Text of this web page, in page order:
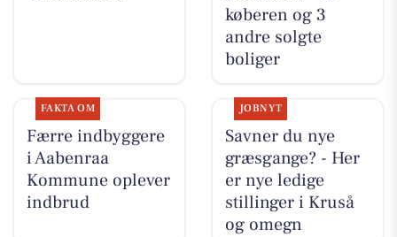
køberen og 3
andre solgte
boliger
FAKTA OM
Færre indbyggere
i Aabenraa
Kommune oplever
indbrud
JOBNYT
Savner du nye
græsgange? - Her
er nye ledige
stillinger i Kruså
og omegn